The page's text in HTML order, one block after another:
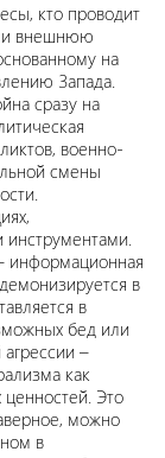
кто проводит
и внешнюю
на
Запада.
сразу на
военно-
смены
информационная
в
в
бед или
–
как
Это
можно
в